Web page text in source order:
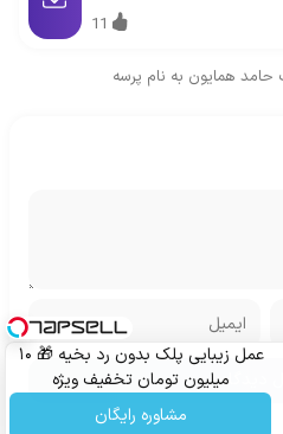
11
حامد همایون به نام پرسه
عمل زیبایی پلک بدون رد بخیه 🎁 ۱۰
میلیون تومان تخفیف ویژه
مشاوره رایگان